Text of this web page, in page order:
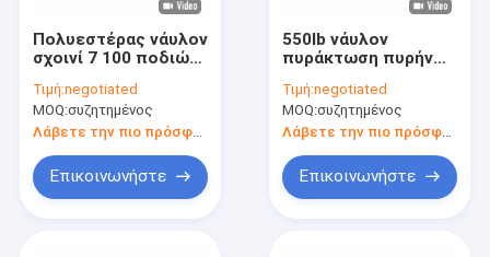
Πολυεστέρας νάυλον
σχοινί 7 100 ποδιών
σκηνών νημάτων
550lbs
Τιμή:negotiated
MOQ:συζητημένος
Λάβετε την πιο πρόσφατη τιμή
Επικοινωνήστε
550lb νάυλον
πυράκτωση πυρήνων
αλεξίπτωτων
πλεξίματος στο
σκοτεινό
αντανακλαστικό
Paracord
Τιμή:negotiated
MOQ:συζητημένος
Επικοινωνήστε